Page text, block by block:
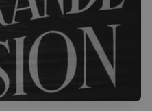
à Londres - Magazine